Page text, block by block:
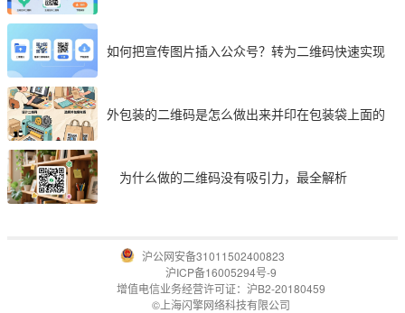
如何把宣传图片插入公众号？转为二维码快速实现
外包装的二维码是怎么做出来并印在包装袋上面的
为什么做的二维码没有吸引力，最全解析
沪公网安备31011502400823
沪ICP备16005294号-9
增值电信业务经营许可证：沪B2-20180459
©上海闪擎网络科技有限公司